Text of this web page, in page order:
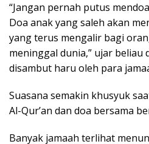
“Jangan pernah putus
Doa anak yang saleh akan
yang terus mengalir bagi
meninggal dunia,” ujar beliau
disambut haru oleh para
Suasana semakin khusyuk
Al-Qur’an dan doa bersama
Banyak jamaah terlihat